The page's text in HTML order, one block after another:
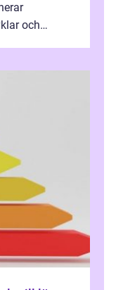
och